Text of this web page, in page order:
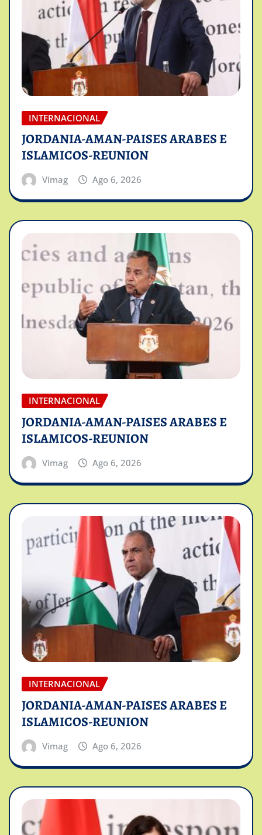
INTERNACIONAL
JORDANIA-AMAN-PAISES ARABES E
ISLAMICOS-REUNION
Vimag Ago 6, 2026
INTERNACIONAL
JORDANIA-AMAN-PAISES ARABES E
ISLAMICOS-REUNION
Vimag Ago 6, 2026
INTERNACIONAL
JORDANIA-AMAN-PAISES ARABES E
ISLAMICOS-REUNION
Vimag Ago 6, 2026